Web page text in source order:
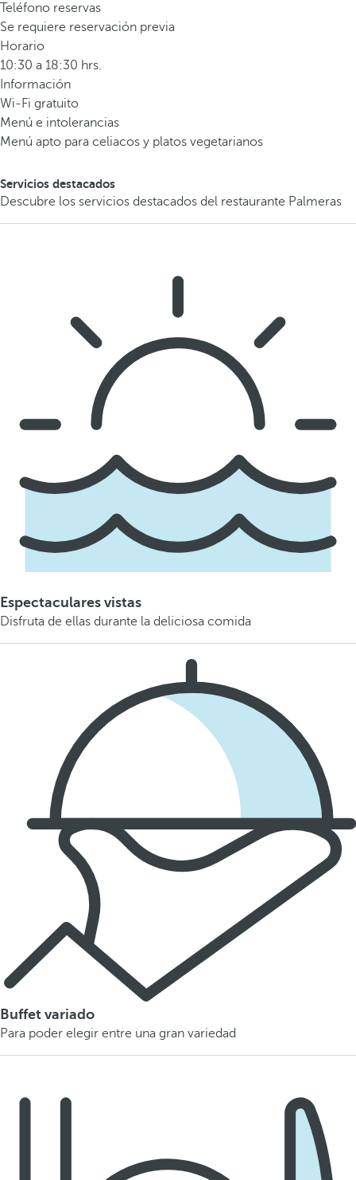
Teléfono reservas
Se requiere reservación previa
Horario
10:30 a 18:30 hrs.
Información
Wi-Fi gratuito
Menú e intolerancias
Menú apto para celiacos y platos vegetarianos
Servicios destacados
Descubre los servicios destacados del restaurante Palmeras
Espectaculares vistas
Disfruta de ellas durante la deliciosa comida
Buffet variado
Para poder elegir entre una gran variedad